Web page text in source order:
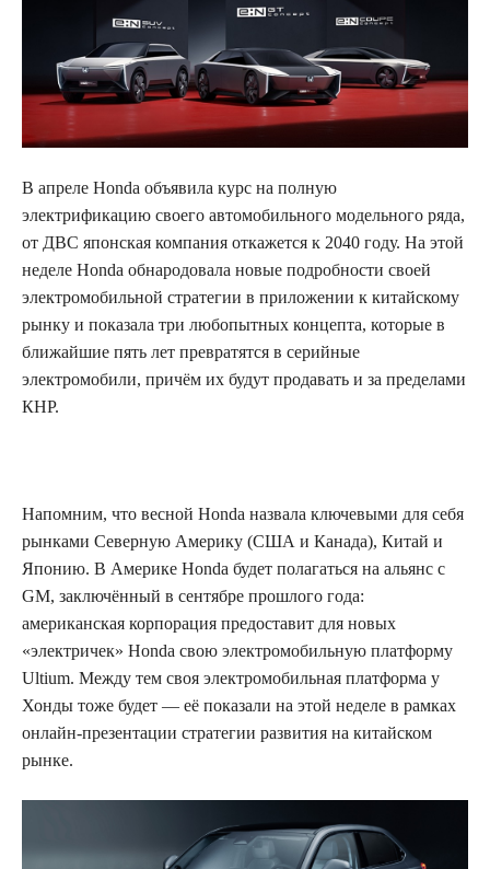
В апреле Honda объявила курс на полную
электрификацию своего автомобильного модельного ряда,
от ДВС японская компания откажется к 2040 году. На этой
неделе Honda обнародовала новые подробности своей
электромобильной стратегии в приложении к китайскому
рынку и показала три любопытных концепта, которые в
ближайшие пять лет превратятся в серийные
электромобили, причём их будут продавать и за пределами
КНР.
Напомним, что весной Honda назвала ключевыми для себя
рынками Северную Америку (США и Канада), Китай и
Японию. В Америке Honda будет полагаться на альянс с
GM, заключённый в сентябре прошлого года:
американская корпорация предоставит для новых
«электричек» Honda свою электромобильную платформу
Ultium. Между тем своя электромобильная платформа у
Хонды тоже будет — её показали на этой неделе в рамках
онлайн-презентации стратегии развития на китайском
рынке.